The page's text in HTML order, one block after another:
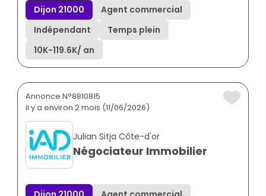
Dijon 21000
Agent commercial
Indépendant
Temps plein
10K-119.6K/ an
Annonce N°8810815
il y a environ 2 mois (11/06/2026)
Julian Sitja Côte-d'or
Négociateur Immobilier